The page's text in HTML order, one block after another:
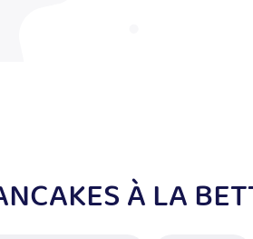
À LA